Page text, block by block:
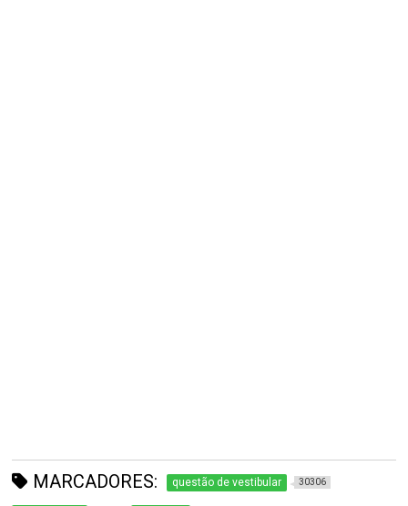
MARCADORES: questão de vestibular 30306